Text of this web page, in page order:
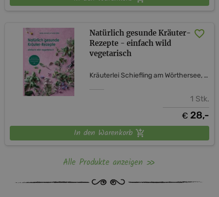
Natürlich gesunde Kräuter-
Rezepte - einfach wild
vegetarisch
Kräuterlei Schiefling am Wörthersee, vulgo Kozian
1 Stk.
€ 28,-
In den Warenkorb
Alle Produkte anzeigen